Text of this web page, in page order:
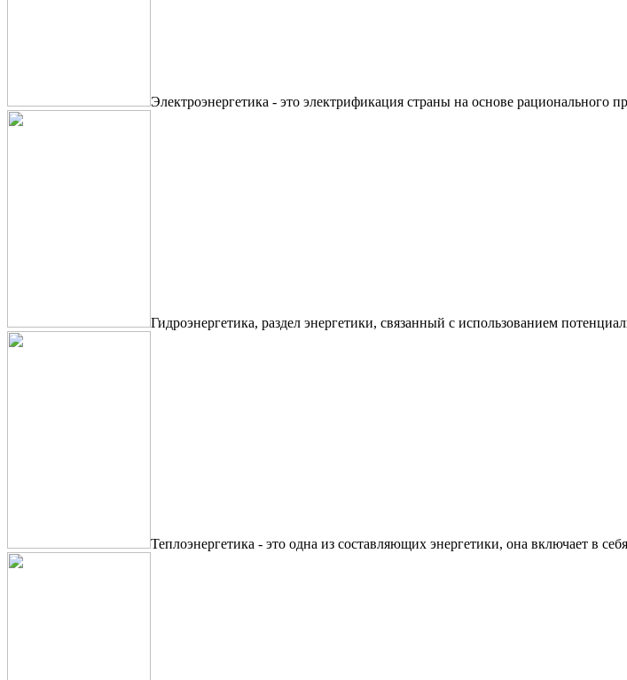
Электроэнергетика - это электрификация страны на основе рационального
Гидроэнергетика, раздел энергетики, связанный с использованием
Теплоэнергетика - это одна из составляющих энергетики, она включает в